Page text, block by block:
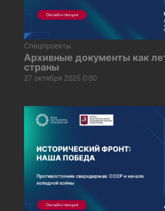
Спецпроекты
Архивные документы как
страны
27 октября 2025 0:00